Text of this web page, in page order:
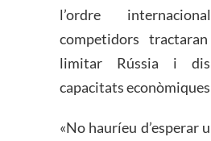
l’ordre
competidors
limitar Rússia i
capacitats
«No hauríeu